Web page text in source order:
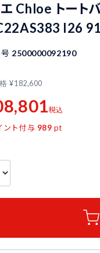
Chloe トート
I26
2500000092190
¥182,600
税込
ント付与 989 pt